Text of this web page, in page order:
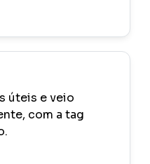
úteis e veio
com a tag